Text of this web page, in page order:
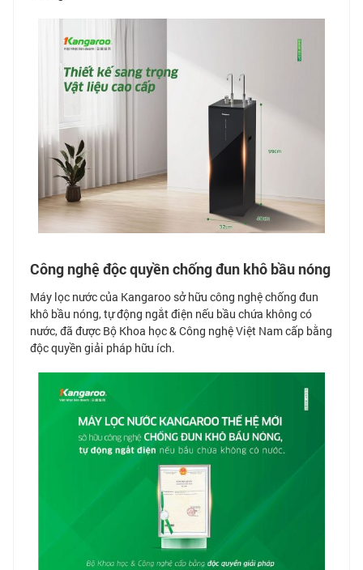
Công nghệ độc quyền chống đun khô bầu nóng
Máy lọc nước của Kangaroo sở hữu công nghệ chống đun
khô bầu nóng, tự động ngắt điện nếu bầu chứa không có
nước, đã được Bộ Khoa học & Công nghệ Việt Nam cấp bằng
độc quyền giải pháp hữu ích.